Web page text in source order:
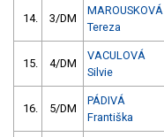
14. 3/DM
MAROUSKOVÁ
Tereza
15. 4/DM
VACULOVÁ
Silvie
16. 5/DM
PÁDIVÁ
Františka